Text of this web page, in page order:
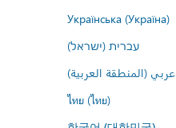
Українська (Україна)
עברית (ישראל)
عربي (المنطقة العربية)
ไทย (ไทย)